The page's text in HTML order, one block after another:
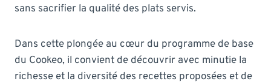
sans sacrifier la qualité des plats servis.
Dans cette plongée au cœur du programme de base
du Cookeo, il convient de découvrir avec minutie la
richesse et la diversité des recettes proposées et de